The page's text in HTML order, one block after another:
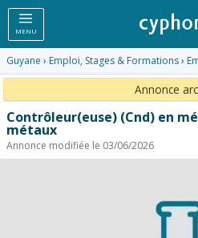
MENU
Guyane › Emploi, Stages & Formations›
Annonce
Contrôleur(euse) (Cnd) en
métaux
Annonce modifiée le 03/06/2026